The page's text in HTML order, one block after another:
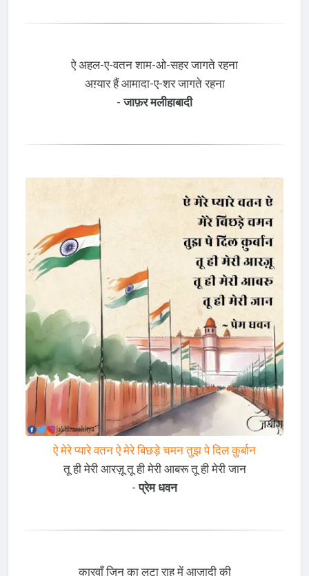
ऐ अहल-ए-वतन शाम-ओ-सहर जागते रहना
अग़्यार हैं आमादा-ए-शर जागते रहना
-जाफ़र मलीहाबादी
ऐ मेरे प्यारे वतन ऐ मेरे बिछड़े चमन तुझ पे दिल क़ुर्बान
तू ही मेरी आरज़ू तू ही मेरी आबरू तू ही मेरी जान
-प्रेम धवन
कारवाँ जिन का लुटा राह में आज़ादी की